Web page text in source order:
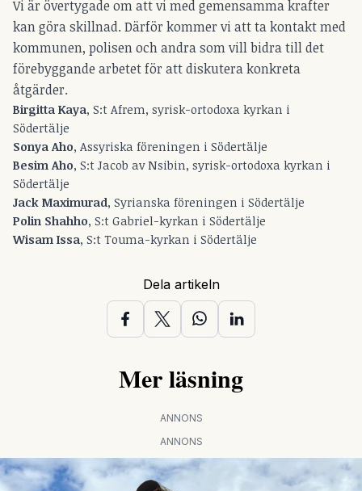
Vi är övertygade om att vi med gemensamma krafter
kan göra skillnad. Därför kommer vi att ta kontakt med
kommunen, polisen och andra som vill bidra till det
förebyggande arbetet för att diskutera konkreta
åtgärder.
Birgitta Kaya, S:t Afrem, syrisk-ortodoxa kyrkan i
Södertälje
Sonya Aho, Assyriska föreningen i Södertälje
Besim Aho, S:t Jacob av Nsibin, syrisk-ortodoxa kyrkan i
Södertälje
Jack Maximurad, Syrianska föreningen i Södertälje
Polin Shahho, S:t Gabriel-kyrkan i Södertälje
Wisam Issa, S:t Touma-kyrkan i Södertälje
Dela artikeln
Mer läsning
ANNONS
ANNONS